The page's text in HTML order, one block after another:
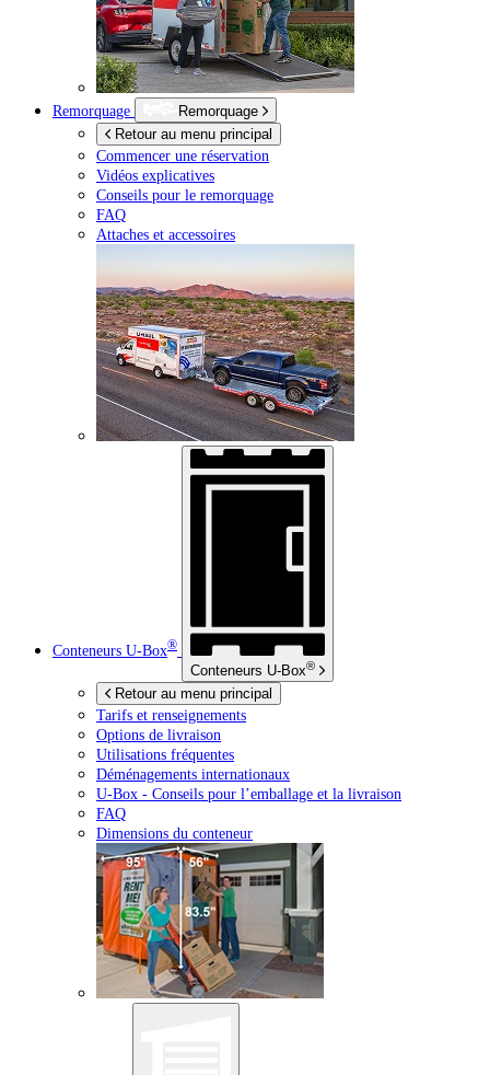
Remorquage
Remorquage
Retour au menu principal
Commencer une réservation
Vidéos explicatives
Conseils pour le remorquage
FAQ
Attaches et accessoires
Conteneurs U-Box®
Conteneurs U-Box®
Retour au menu principal
Tarifs et renseignements
Options de livraison
Utilisations fréquentes
Déménagements internationaux
U-Box - Conseils pour l’emballage et la livraison
FAQ
Dimensions du conteneur